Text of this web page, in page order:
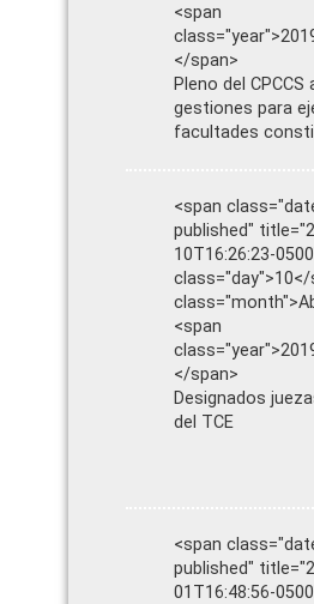
<span
</span>
Pleno del CPCCS
gestiones para
facultades
<span
published"
10T16:26:23-
<span
</span>
Designados
del TCE
<span
published"
01T16:48:56-